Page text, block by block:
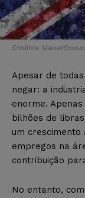
Créditos:
Apesar de
negar: a
enorme.
bilhões de
um crescimento
empregos na
contribuição
No entanto,